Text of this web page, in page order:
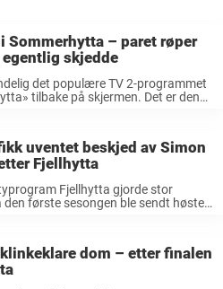
Sommerhytta – paret røper
skjedde
det populære TV 2-programmet
tilbake på skjermen. Det er den
uventet beskjed av Simon
Fjellhytta
Fjellhytta gjorde stor
den første sesongen ble sendt høsten
dom – etter finalen